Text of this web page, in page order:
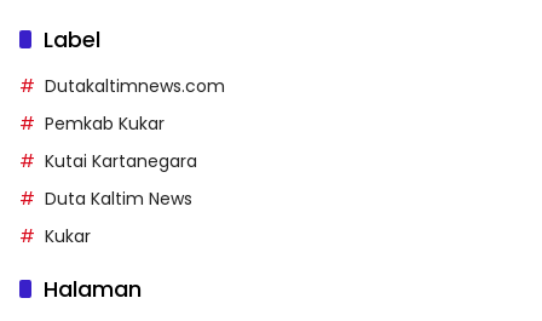
Label
Dutakaltimnews.com
Pemkab Kukar
Kutai Kartanegara
Duta Kaltim News
Kukar
Halaman